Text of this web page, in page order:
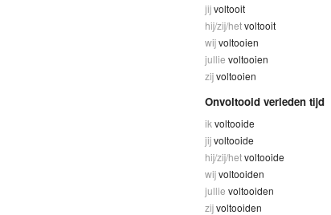
jijvoltooit
hij/zij/hetvoltooit
wijvoltooien
jullie voltooien
zijvoltooien
Onvoltooid verleden tijd
ik voltooide
jijvoltooide
hij/zij/hetvoltooide
wijvoltooiden
jullie voltooiden
zijvoltooiden